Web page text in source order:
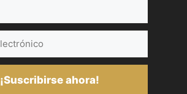
¡Suscribirse ahora!